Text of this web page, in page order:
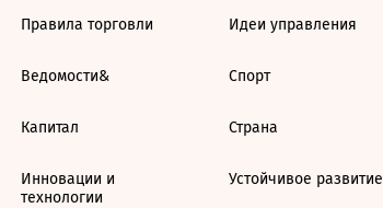
Правила торговли
Ведомости&
Капитал
Инновации и
технологии
Идеи управления
Спорт
Страна
Устойчивое развитие